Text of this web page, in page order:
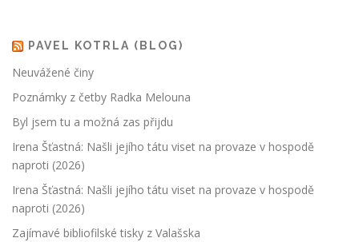
PAVEL KOTRLA (BLOG)
Neuvážené činy
Poznámky z četby Radka Melouna
Byl jsem tu a možná zas přijdu
Irena Šťastná: Našli jejího tátu viset na provaze v hospodě
naproti (2026)
Irena Šťastná: Našli jejího tátu viset na provaze v hospodě
naproti (2026)
Zajímavé bibliofilské tisky z Valašska